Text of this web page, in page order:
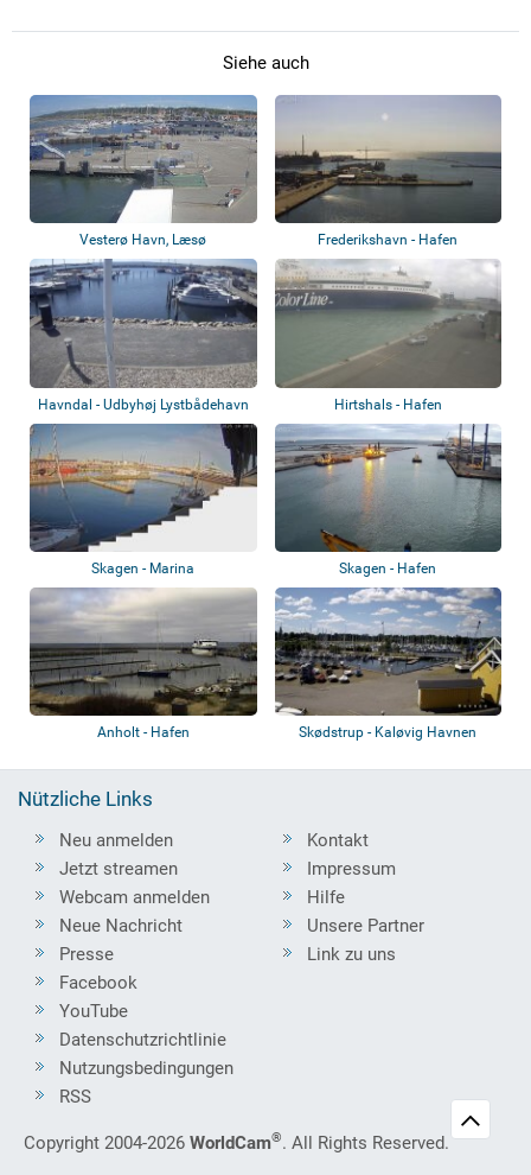
Siehe auch
Vesterø Havn, Læsø Frederikshavn - Hafen
Havndal - Udbyhøj Lystbådehavn Hirtshals - Hafen
Skagen - Marina Skagen - Hafen
Anholt - Hafen Skødstrup - Kaløvig Havnen
Nützliche Links
Neu anmelden
Jetzt streamen
Webcam anmelden
Neue Nachricht
Presse
Kontakt
Impressum
Hilfe
Unsere Partner
Link zu uns
Facebook
YouTube
Datenschutzrichtlinie
Nutzungsbedingungen
RSS
Copyright 2004-2026 WorldCam®. All Rights Reserved.